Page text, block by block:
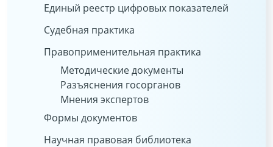
Единый реестр цифровых показателей
Судебная практика
Правоприменительная практика
Методические документы
Разъяснения госорганов
Мнения экспертов
Формы документов
Научная правовая библиотека